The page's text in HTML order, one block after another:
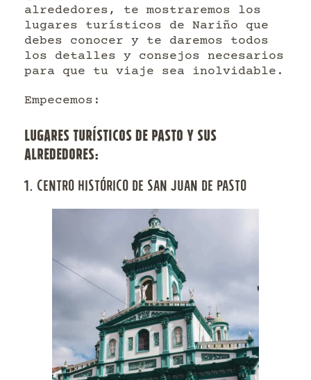
alrededores, te mostraremos los
lugares turísticos de Nariño que
debes conocer y te daremos todos
los detalles y consejos necesarios
para que tu viaje sea inolvidable.
Empecemos:
LUGARES TURÍSTICOS DE PASTO Y SUS
ALREDEDORES:
1. CENTRO HISTÓRICO DE SAN JUAN DE PASTO